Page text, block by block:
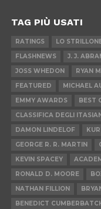
TAG PIÙ USATI
RATINGS LO
FLASHNEWS
J. J.
JOSS WHEDON
RYAN
FEATURED
MICHAEL
EMMY AWARDS
BEST
CLASSIFICA DEGLI
DAMON LINDELOF
GEORGE R. R. MARTIN
KEVIN SPACEY
RONALD D. MOORE
NATHAN FILLION
BENEDICT